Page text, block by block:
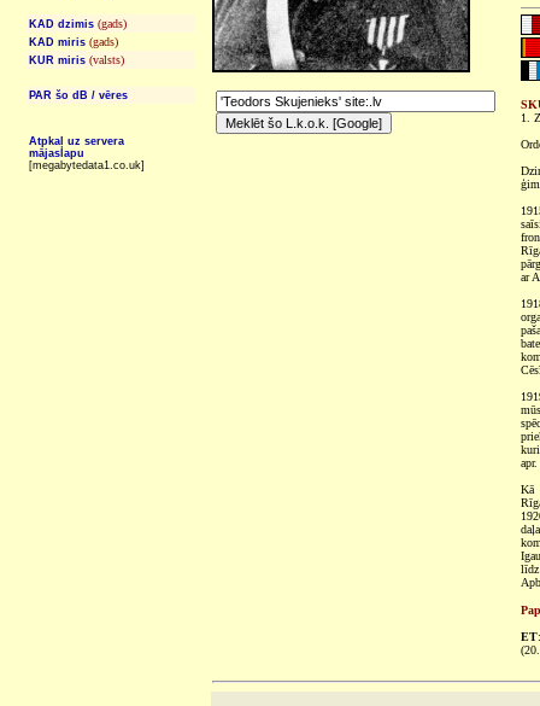
KAD dzimis (gads)
KAD miris (gads)
KUR miris (valsts)
PAR šo dB / vēres
Atpkaļ uz servera
mājaslapu
[megabytedata1.co.uk]
1.
ar
Kā
ET